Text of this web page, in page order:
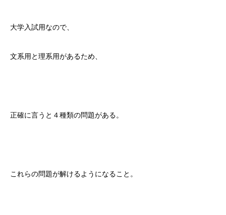
大学入試用なので、
文系用と理系用があるため、
正確に言うと４種類の問題がある。
これらの問題が解けるようになること。